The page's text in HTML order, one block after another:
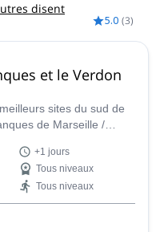
disent
5.0 (3)
et le Verdon
sites du sud de
de Marseille /
+1 jours
Tous niveaux
Tous niveaux